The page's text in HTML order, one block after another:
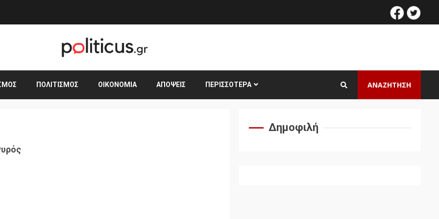
facebook
ΠΟΛΙΤΙΣΜΌΣ ΟΙΚΟΝΟΜΊΑ ΑΠΌΨΕΙΣ ΠΕΡΙΣΣΌΤΕΡΑ ΑΝΑΖΗΤΗΣΗ
Δημοφιλή